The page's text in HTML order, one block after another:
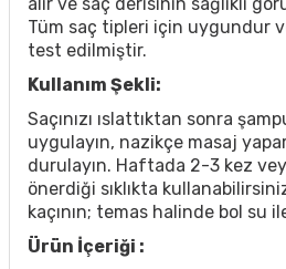
Tüm saç tipleri için uygundur
test edilmiştir.
Kullanım Şekli:
Saçınızı ıslattıktan sonra
uygulayın, nazikçe masaj
durulayın. Haftada 2-3 kez
önerdiği sıklıkta
kaçının; temas halinde bol su
Ürün İçeriği :